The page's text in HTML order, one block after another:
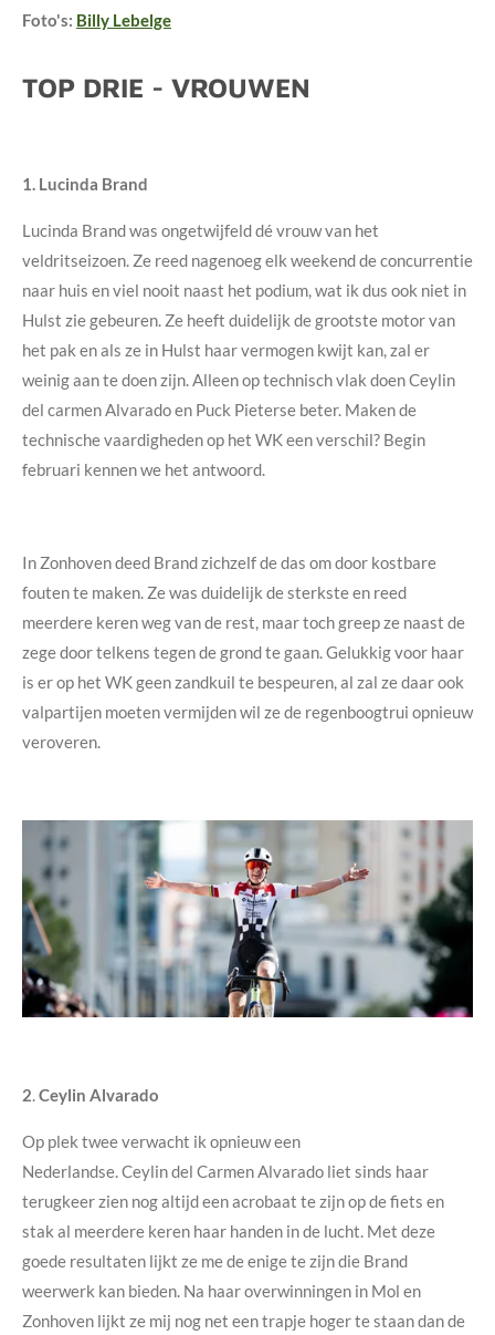
Foto's: Billy Lebelge
TOP DRIE - VROUWEN
1. Lucinda Brand
Lucinda Brand was ongetwijfeld dé vrouw van het
veldritseizoen. Ze reed nagenoeg elk weekend de concurrentie
naar huis en viel nooit naast het podium, wat ik dus ook niet in
Hulst zie gebeuren. Ze heeft duidelijk de grootste motor van
het pak en als ze in Hulst haar vermogen kwijt kan, zal er
weinig aan te doen zijn. Alleen op technisch vlak doen Ceylin
del carmen Alvarado en Puck Pieterse beter. Maken de
technische vaardigheden op het WK een verschil? Begin
februari kennen we het antwoord.
In Zonhoven deed Brand zichzelf de das om door kostbare
fouten te maken. Ze was duidelijk de sterkste en reed
meerdere keren weg van de rest, maar toch greep ze naast de
zege door telkens tegen de grond te gaan. Gelukkig voor haar
is er op het WK geen zandkuil te bespeuren, al zal ze daar ook
valpartijen moeten vermijden wil ze de regenboogtrui opnieuw
veroveren.
2.Ceylin Alvarado
Op plek twee verwacht ik opnieuw een
Nederlandse. Ceylin del Carmen Alvarado liet sinds haar
terugkeer zien nog altijd een acrobaat te zijn op de fiets en
stak al meerdere keren haar handen in de lucht. Met deze
goede resultaten lijkt ze me de enige te zijn die Brand
weerwerk kan bieden. Na haar overwinningen in Mol en
Zonhoven lijkt ze mij nog net een trapje hoger te staan dan de